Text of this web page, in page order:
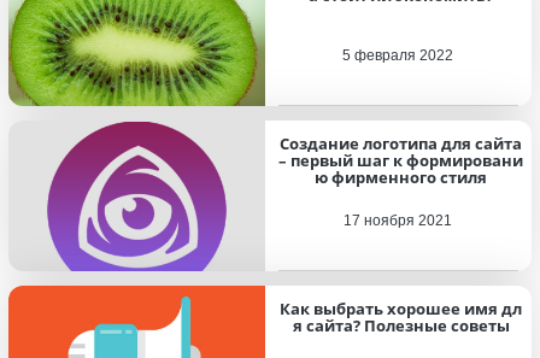
5 февраля 2022
Создание логотипа для сайта
– первый шаг к формировани
ю фирменного стиля
17 ноября 2021
Как выбрать хорошее имя дл
я сайта? Полезные советы